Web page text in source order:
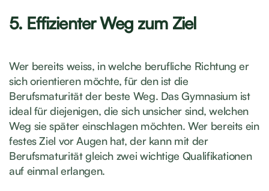
5. Effizienter Weg zum Ziel
Wer bereits weiss, in welche berufliche Richtung er
sich orientieren möchte, für den ist die
Berufsmaturität der beste Weg. Das Gymnasium ist
ideal für diejenigen, die sich unsicher sind, welchen
Weg sie später einschlagen möchten. Wer bereits ein
festes Ziel vor Augen hat, der kann mit der
Berufsmaturität gleich zwei wichtige Qualifikationen
auf einmal erlangen.